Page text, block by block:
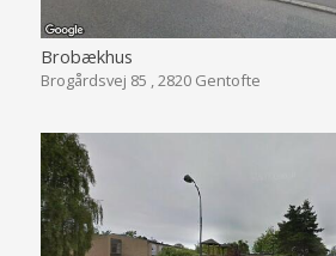
Brobækhus
Brogårdsvej 85 , 2820 Gentofte